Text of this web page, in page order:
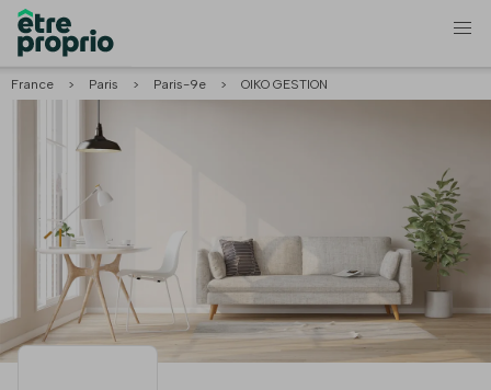
France > Paris > Paris-9e > OIKO GESTION